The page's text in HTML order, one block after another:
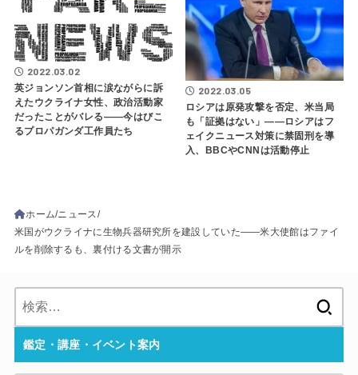
2022.03.02
英ジョンソン首相に涙ながらに訴
えたウクライナ女性、政治活動家
だったことがバレる――今はびこ
るプロパガンダ工作員たち
2022.03.05
ロシアは原発攻撃を否定、米当局
も「証拠はない」――ロシアはフ
ェイクニュース対策に禁固刑を導
入、BBCやCNNは活動停止
ホーム ニュース
米国がウクライナに生物兵器研究所を建設していた――米大使館はファイ
ルを削除するも、裏付ける文書が開示
鑑定・講座・イベント案内